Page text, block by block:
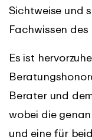
Sichtweise und
Fachwissen des
Es ist
Berater und
wobei die
und eine für